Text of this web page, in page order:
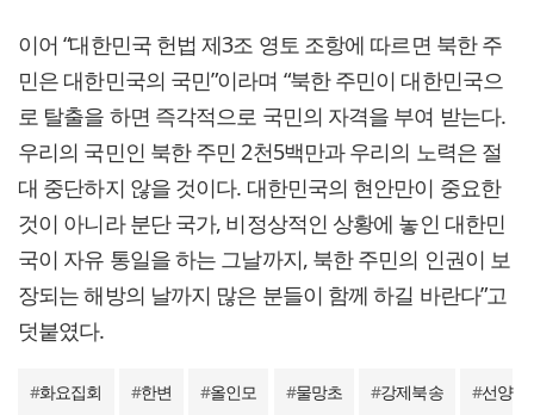
이어 “대한민국 헌법 제3조 영토 조항에 따르면 북한 주
민은 대한민국의 국민”이라며 “북한 주민이 대한민국으
로 탈출을 하면 즉각적으로 국민의 자격을 부여 받는다.
우리의 국민인 북한 주민 2천5백만과 우리의 노력은 절
대 중단하지 않을 것이다. 대한민국의 현안만이 중요한
것이 아니라 분단 국가, 비정상적인 상황에 놓인 대한민
국이 자유 통일을 하는 그날까지, 북한 주민의 인권이 보
장되는 해방의 날까지 많은 분들이 함께 하길 바란다”고
덧붙였다.
#화요집회 #한변 #올인모 #물망초 #강제북송 #선양